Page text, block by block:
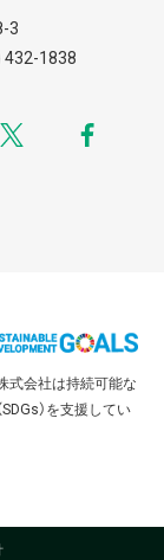
3
432-1838
式会社は持続可能な
SDGs）を支援してい